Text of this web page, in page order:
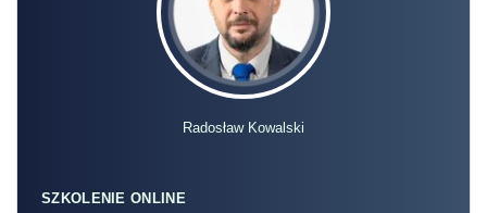
Radosław Kowalski
SZKOLENIE ONLINE